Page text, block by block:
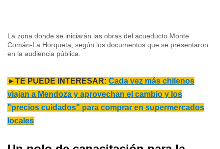
La zona donde se iniciarán las obras del acueducto Monte
Comán-La Horqueta, según los documentos que se presentaron
en la audiencia pública.
►TE PUEDE INTERESAR: Cada vez más chilenos
viajan a Mendoza y aprovechan el cambio y los
"precios cuidados" para comprar en supermercados
locales